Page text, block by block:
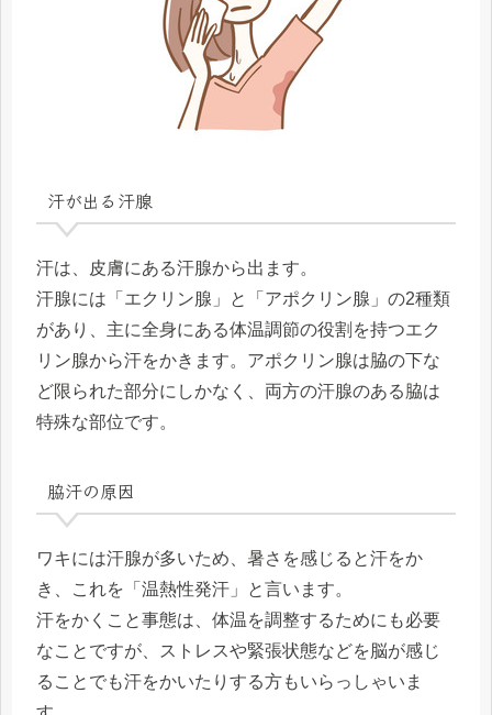
汗が出る汗腺
汗は、皮膚にある汗腺から出ます。
汗腺には「エクリン腺」と「アポクリン腺」の2種類
があり、主に全身にある体温調節の役割を持つエク
リン腺から汗をかきます。アポクリン腺は脇の下な
ど限られた部分にしかなく、両方の汗腺のある脇は
特殊な部位です。
脇汗の原因
ワキには汗腺が多いため、暑さを感じると汗をか
き、これを「温熱性発汗」と言います。
汗をかくこと事態は、体温を調整するためにも必要
なことですが、ストレスや緊張状態などを脳が感じ
ることでも汗をかいたりする方もいらっしゃいま